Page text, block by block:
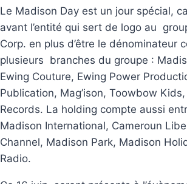
Le Madison Day est un jour spécial,
avant l’entité qui sert de logo au
Corp. en plus d’être le dénominateur
plusieurs branches du groupe :
Ewing Couture, Ewing Power
Publication, Mag’ison, Toowbow
Records. La holding compte aussi
Madison International, Cameroun
Channel, Madison Park, Madison
Radio.